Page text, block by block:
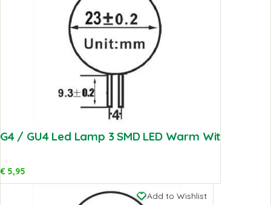
G4 / GU4 Led Lamp 3 SMD LED Warm Wit
€5,95
Add to Wishlist